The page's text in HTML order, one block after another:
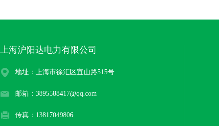
上海沪阳达电力有限公司
地址：上海市徐汇区宜山路515号
邮箱：3895588417@qq.com
传真：13817049806